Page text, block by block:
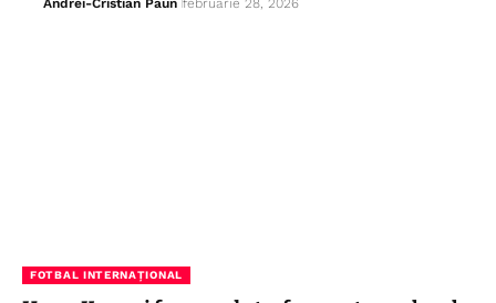
FOTBAL INTERNAȚIONAL